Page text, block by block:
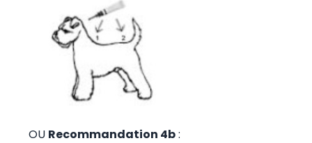
OU Recommandation 4b: